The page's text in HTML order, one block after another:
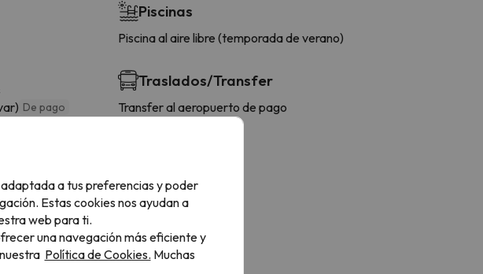
De pago
Piscinas
Piscina al aire libre (temporada de verano)
Traslados/Transfer
Transfer al aeropuerto de pago
Traslado al aeropuerto
Clases de yoga
a tus preferencias y poder
Estas cookies nos ayudan a
web para ti.
una navegación más eficiente y
Política de Cookies. Muchas